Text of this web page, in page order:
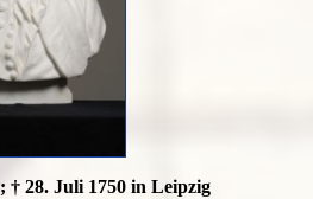
† 28. Juli 1750 in Leipzig